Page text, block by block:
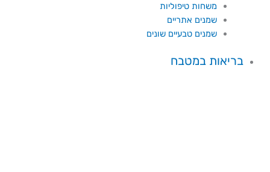
משחות טיפוליות
שמנים אתריים
שמנים טבעיים שונים
בריאות במטבח